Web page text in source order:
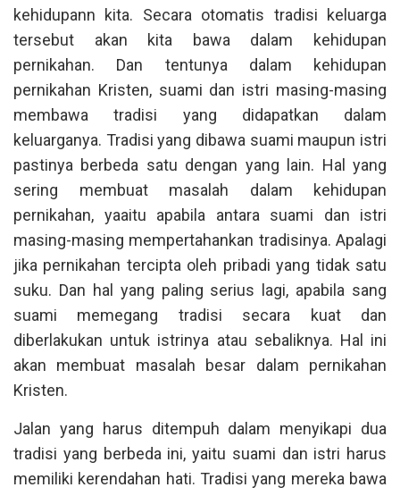
kehidupann kita. Secara otomatis tradisi keluarga
tersebut akan kita bawa dalam kehidupan
pernikahan. Dan tentunya dalam kehidupan
pernikahan Kristen, suami dan istri masing-masing
membawa tradisi yang didapatkan dalam
keluarganya. Tradisi yang dibawa suami maupun istri
pastinya berbeda satu dengan yang lain. Hal yang
sering membuat masalah dalam kehidupan
pernikahan, yaaitu apabila antara suami dan istri
masing-masing mempertahankan tradisinya. Apalagi
jika pernikahan tercipta oleh pribadi yang tidak satu
suku. Dan hal yang paling serius lagi, apabila sang
suami memegang tradisi secara kuat dan
diberlakukan untuk istrinya atau sebaliknya. Hal ini
akan membuat masalah besar dalam pernikahan
Kristen.
Jalan yang harus ditempuh dalam menyikapi dua
tradisi yang berbeda ini, yaitu suami dan istri harus
memiliki kerendahan hati. Tradisi yang mereka bawa